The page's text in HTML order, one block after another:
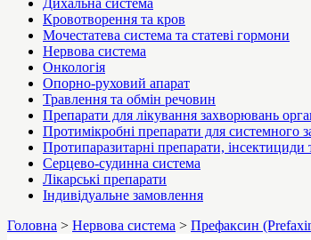
Кровотворення та кров
Мочестатева система та статеві гормони
Нервова система
Онкологія
Опорно-руховий апарат
Травлення та обмін речовин
Препарати для лікування захворювань
Протимікробні препарати для системного
Протипаразитарні препарати, інсектициди
Серцево-судинна система
Лікарські препарати
Індивідуальне замовлення
Головна > Нервова система > Префаксин